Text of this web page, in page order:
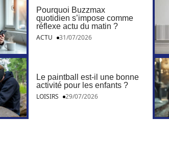
Pourquoi Buzzmax
quotidien s’impose comme
réflexe actu du matin ?
ACTU
31/07/2026
Le paintball est-il une bonne
activité pour les enfants ?
LOISIRS
29/07/2026